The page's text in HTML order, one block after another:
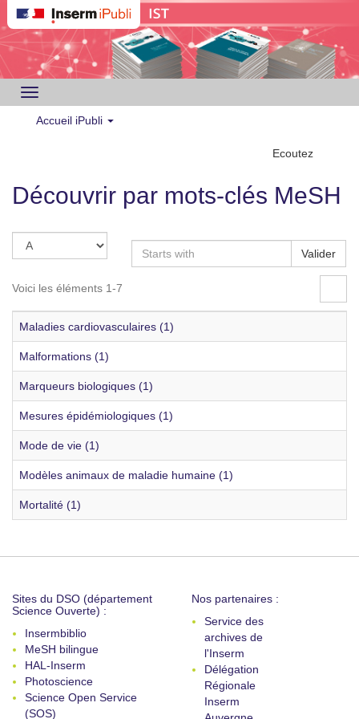
Toggle
navigation
Accueil iPubli
Ecoutez
Découvrir par mots-clés MeSH
Valider
Voici les éléments 1-7
Maladies cardiovasculaires (1)
Malformations (1)
Marqueurs biologiques (1)
Mesures épidémiologiques (1)
Mode de vie (1)
Modèles animaux de maladie humaine (1)
Mortalité (1)
Sites du DSO (département
Science Ouverte) :
Insermbiblio
MeSH bilingue
HAL-Inserm
Photoscience
Science Open Service
(SOS)
Nos partenaires :
Service des
archives de
l'Inserm
Délégation
Régionale
Inserm